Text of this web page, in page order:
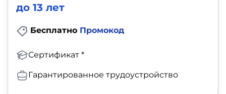
до 13 лет
Бесплатно Промокод
Сертификат *
Гарантированное трудоустройство